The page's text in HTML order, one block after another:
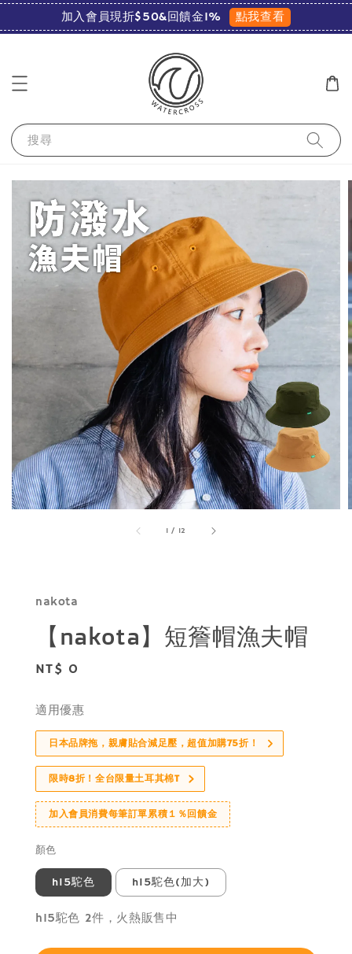
加入會員現折$50&回饋金1% 點我查看
搜尋
1 / 12
nakota
【nakota】短簷帽漁夫帽
Regular
NT$ 0
適用優惠
日本品牌拖，親膚貼合減足壓，超值加購75折！
限時8折！全台限量土耳其棉T
加入會員消費每筆訂單累積１％回饋金
顏色
h15駝色 h15駝色(加大)
h15駝色 2件，火熱販售中